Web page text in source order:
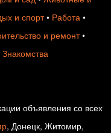
и спорт• Работа •
и ремонт•
Знакомства
объявления со всех
, Донецк, Житомир,